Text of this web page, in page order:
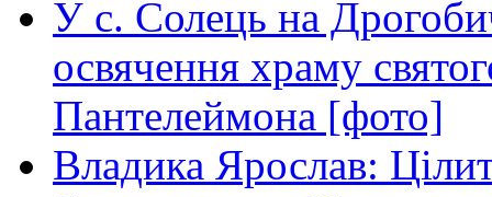
У с. Солець на
освячення храму
Пантелеймона [фото]
Владика Ярослав: